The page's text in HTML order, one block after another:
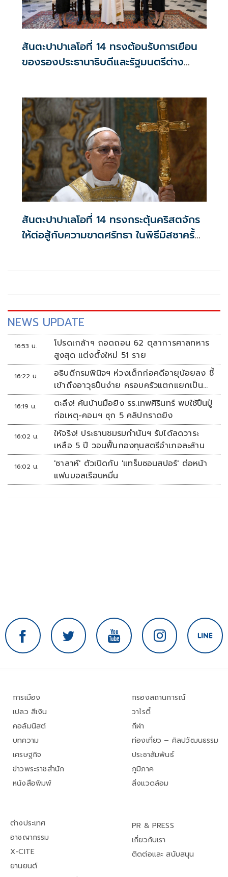
สันตะปาปาเลโอที่ 14 ทรงต้อนรับการเยือน
ของรองประธานาธิบดีและรัฐมนตรีต่าง
สันตะปาปาเลโอที่ 14 ทรงกระตุ้นคริสตจักร
ให้ต่อสู้กับความขาดศรัทธา ในพิธีมิสซาครั้ง
NEWS UPDATE
16:53 น.
โปรดเกล้าฯ ถอดถอน 62 ตุลาการศาลทหาร
สูงสุด แต่งตั้งใหม่ 51 ราย
16:22 น.
อธิบดีกรมพินิจฯ ห่วงเด็กก่อคดีอายุน้อยลง ชี้
เข้าถึงอาวุธปืนง่าย ครอบครัวแตกแยกเป็น
ชนวนสำคัญ
16:19 น.
ตะลึง! ค้นบ้านมือยิง รร.เทพศิรินทร์ พบใช้ปืนปู่
ก่อเหตุ-คอมฯ ซุก 5 คลิปกราดยิง
16:02 น.
ให้จริง! ประธานชมรมกำนันฯ รับได้ลดวาระ
เหลือ 5 ปี วอนฟื้นกองทุนสตรีอำเภอละล้าน
16:02 น.
'ซาลาห์' ตัวเปิดกับ 'แทร็บซอนสปอร์' ต่อหน้า
แฟนบอลเรือนหมื่น
การเมือง
เปลว สีเงิน
คอลัมนิสต์
บทความ
เศรษฐกิจ
ข่าวพระราชสำนัก
หนังสือพิมพ์
กรองสถานการณ์
วาไรตี้
กีฬา
ท่องเที่ยว – ศิลปวัฒนธรรม
ประชาสัมพันธ์
ภูมิภาค
สิ่งแวดล้อม
ต่างประเทศ
อาชญากรรม
X-CITE
ยานยนต์
PR & PRESS
เกี่ยวกับเรา
ติดต่อและ สนับสนุน